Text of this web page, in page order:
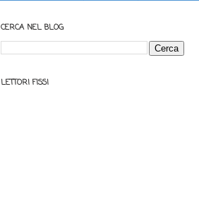
CERCA NEL BLOG
LETTORI FISSI